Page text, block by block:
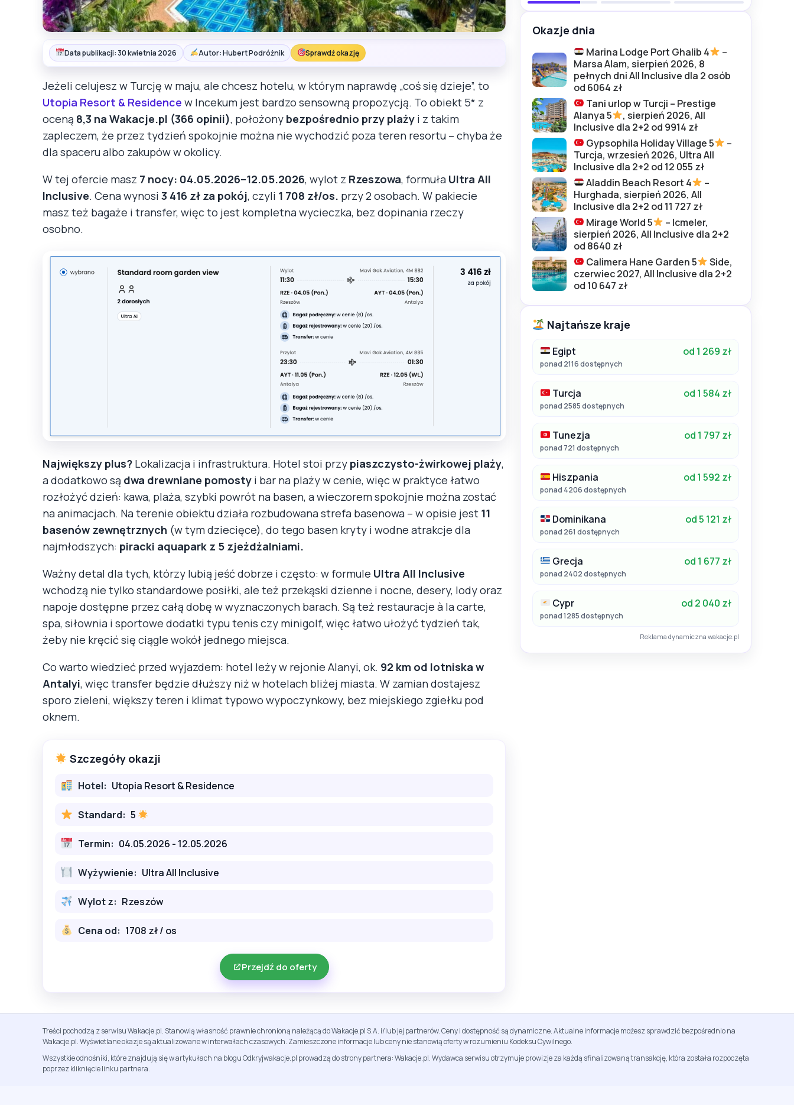
Data publikacji: 30 kwietnia 2026 Autor: Hubert Podróżnik Sprawdź okazję
Jeżeli celujesz w Turcję w maju, ale chcesz hotelu, w którym naprawdę „coś się dzieje”, to
Utopia Resort & Residence w Incekum jest bardzo sensowną propozycją. To obiekt 5* z
oceną 8,3 na Wakacje.pl (366 opinii), położony bezpośrednio przy plaży i z takim
zapleczem, że przez tydzień spokojnie można nie wychodzić poza teren resortu – chyba że
dla spaceru albo zakupów w okolicy.
W tej ofercie masz 7 nocy: 04.05.2026–12.05.2026, wylot z Rzeszowa, formuła Ultra All
Inclusive. Cena wynosi 3 416 zł za pokój, czyli 1 708 zł/os. przy 2 osobach. W pakiecie
masz też bagaże i transfer, więc to jest kompletna wycieczka, bez dopinania rzeczy
osobno.
Największy plus? Lokalizacja i infrastruktura. Hotel stoi przy piaszczysto-żwirkowej plaży,
a dodatkowo są dwa drewniane pomosty i bar na plaży w cenie, więc w praktyce łatwo
rozłożyć dzień: kawa, plaża, szybki powrót na basen, a wieczorem spokojnie można zostać
na animacjach. Na terenie obiektu działa rozbudowana strefa basenowa – w opisie jest 11
basenów zewnętrznych (w tym dziecięce), do tego basen kryty i wodne atrakcje dla
najmłodszych: piracki aquapark z 5 zjeżdżalniami.
Ważny detal dla tych, którzy lubią jeść dobrze i często: w formule Ultra All Inclusive
wchodzą nie tylko standardowe posiłki, ale też przekąski dzienne i nocne, desery, lody oraz
napoje dostępne przez całą dobę w wyznaczonych barach. Są też restauracje à la carte,
spa, siłownia i sportowe dodatki typu tenis czy minigolf, więc łatwo ułożyć tydzień tak,
żeby nie kręcić się ciągle wokół jednego miejsca.
Co warto wiedzieć przed wyjazdem: hotel leży w rejonie Alanyi, ok. 92 km od lotniska w
Antalyi, więc transfer będzie dłuższy niż w hotelach bliżej miasta. W zamian dostajesz
sporo zieleni, większy teren i klimat typowo wypoczynkowy, bez miejskiego zgiełku pod
oknem.
Szczegóły okazji
Hotel: Utopia Resort & Residence
Standard: 5
Termin: 04.05.2026 - 12.05.2026
Wyżywienie: Ultra All Inclusive
Wylot z: Rzeszów
Cena od: 1708 zł / os
Przejdź do oferty
Okazje dnia
Marina Lodge Port Ghalib 4
–
Marsa Alam, sierpień 2026, 8
pełnych dni All Inclusive dla 2 osób
od 6064 zł
Tani urlop w Turcji – Prestige
Alanya 5
, sierpień 2026, All
Inclusive dla 2+2 od 9914 zł
Gypsophila Holiday Village 5
–
Turcja, wrzesień 2026, Ultra All
Inclusive dla 2+2 od 12 055 zł
Aladdin Beach Resort 4
–
Hurghada, sierpień 2026, All
Inclusive dla 2+2 od 11 727 zł
Mirage World 5
– Icmeler,
sierpień 2026, All Inclusive dla 2+2
od 8640 zł
Calimera Hane Garden 5
Side,
czerwiec 2027, All Inclusive dla 2+2
od 10 647 zł
Najtańsze kraje
Egipt od 1 269 zł
ponad 2116 dostępnych
Turcja od 1 584 zł
ponad 2585 dostępnych
Tunezja od 1 797 zł
ponad 721 dostępnych
Hiszpania od 1 592 zł
ponad 4206 dostępnych
Dominikana od 5 121 zł
ponad 261 dostępnych
Grecja od 1 677 zł
ponad 2402 dostępnych
Cypr od 2 040 zł
ponad 1285 dostępnych
Reklama dynamiczna wakacje.pl
Treści pochodzą z serwisu Wakacje.pl. Stanowią własność prawnie chronioną należącą do Wakacje.pl S.A. i/lub jej partnerów. Ceny i dostępność są dynamiczne. Aktualne informacje możesz sprawdzić bezpośrednio na
Wakacje.pl. Wyświetlane okazje są aktualizowane w interwałach czasowych. Zamieszczone informacje lub ceny nie stanowią oferty w rozumieniu Kodeksu Cywilnego.
Wszystkie odnośniki, które znajdują się w artykułach na blogu Odkryjwakacje.pl prowadzą do strony partnera: Wakacje.pl. Wydawca serwisu otrzymuje prowizje za każdą sfinalizowaną transakcję, która została rozpoczęta
poprzez kliknięcie linku partnera.